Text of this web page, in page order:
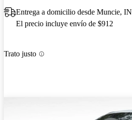
Entrega a domicilio desde Muncie, IN
El precio incluye envío de $912
Trato justo